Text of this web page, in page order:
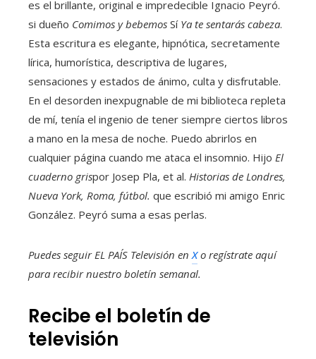
es el brillante, original e impredecible Ignacio Peyró.
si dueño Comimos y bebemos Sí Ya te sentarás cabeza.
Esta escritura es elegante, hipnótica, secretamente
lírica, humorística, descriptiva de lugares,
sensaciones y estados de ánimo, culta y disfrutable.
En el desorden inexpugnable de mi biblioteca repleta
de mí, tenía el ingenio de tener siempre ciertos libros
a mano en la mesa de noche. Puedo abrirlos en
cualquier página cuando me ataca el insomnio. Hijo El
cuaderno grispor Josep Pla, et al. Historias de Londres,
Nueva York, Roma, fútbol. que escribió mi amigo Enric
González. Peyró suma a esas perlas.
Puedes seguir EL PAÍS Televisión en Xo regístrate aquí
para recibirnuestro boletín semanal.
Recibe el boletín de
televisión